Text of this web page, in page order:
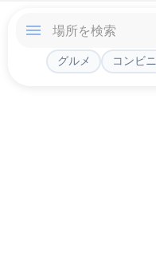
グルメ コンビニ